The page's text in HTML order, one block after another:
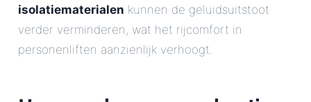
isolatiematerialen kunnen de geluidsuitstoot
verder verminderen, wat het rijcomfort in
personenliften aanzienlijk verhoogt.